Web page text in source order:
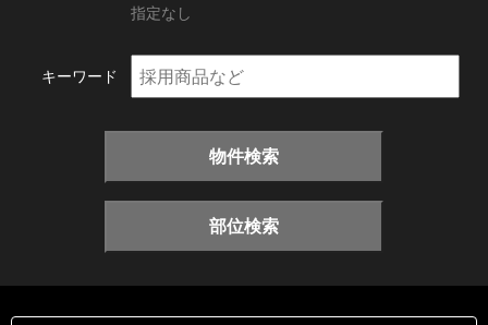
指定なし
キーワード
物件検索
部位検索